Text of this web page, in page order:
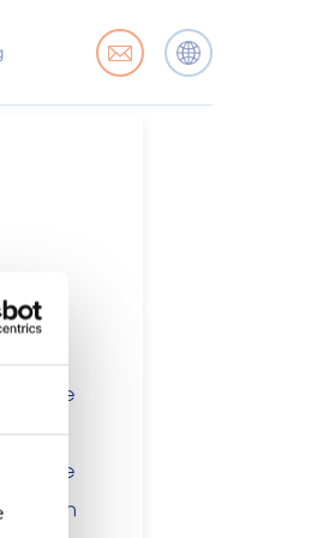
ou une
en